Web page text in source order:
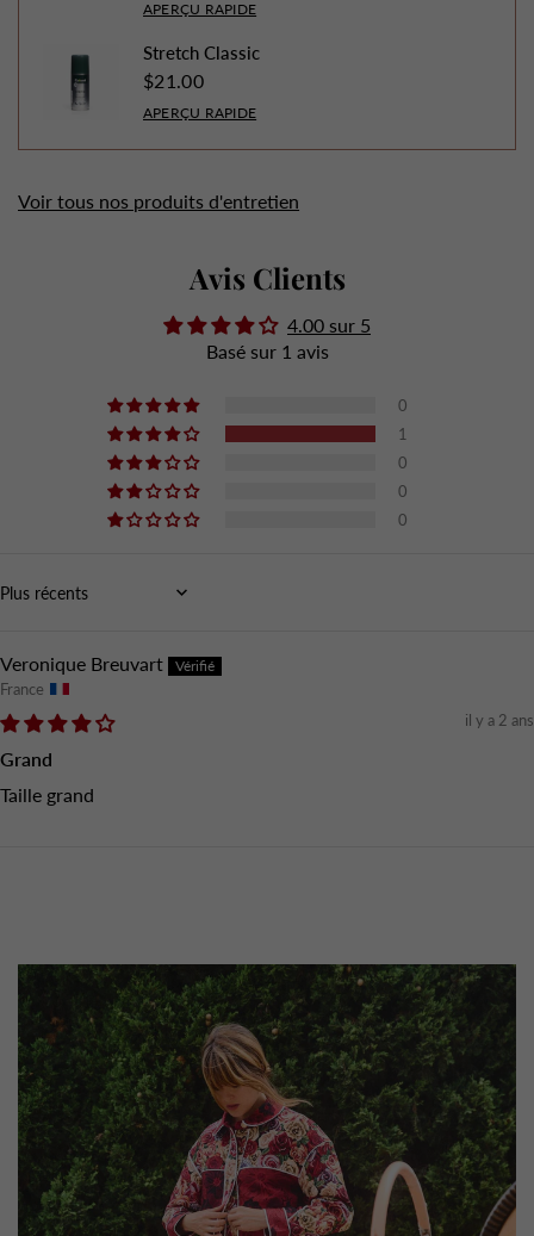
APERÇU RAPIDE
Stretch Classic
$21.00
APERÇU RAPIDE
Voir tous nos produits d'entretien
Avis Clients
4.00 sur 5
Basé sur 1 avis
0
1
0
0
0
Sort by
Veronique Breuvart
France
il y a 2 ans
Grand
Taille grand